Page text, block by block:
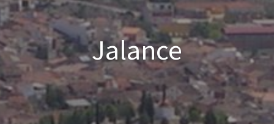
Jalance